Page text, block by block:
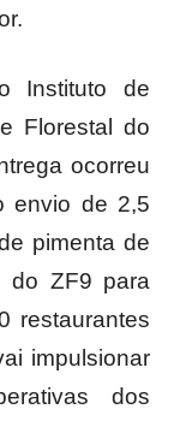
Instituto de
Florestal do
ocorreu
envio de 2,5
pimenta de
do ZF9 para
restaurantes
impulsionar
dos